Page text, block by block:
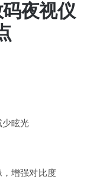
夜视仪
眩光
增强对比度